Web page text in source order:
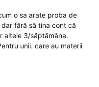
o sa arate proba de
fără să tina cont că
altele 3/săptămâna.
unii. care au materii